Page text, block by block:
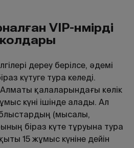
VIP-нөмірді
дереу берілсе, әдемі
күтуге тура келеді.
қалаларындағы көлік
күні ішінде алады. Ал
(мысалы,
біраз күте тұруына тура
15 жұмыс күніне дейін